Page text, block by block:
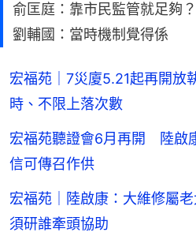
俞匡庭：靠市民監管就足夠？
劉輔國：當時機制覺得係
宏福苑｜7災廈5.21起再開
時、不限上落次數
宏福苑聽證會6月再開 陸啟
信可傳召作供
宏福苑｜陸啟康：大維修屬
須研誰牽頭協助